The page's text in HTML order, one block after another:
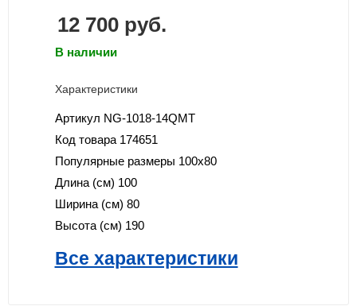
12 700руб.
В наличии
Характеристики
Артикул NG-1018-14QMT
Код товара 174651
Популярные размеры 100x80
Длина (см) 100
Ширина (см) 80
Высота (см) 190
Все характеристики